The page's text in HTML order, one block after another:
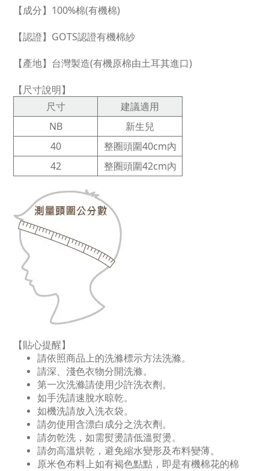
【成分】100%棉(有機棉)
【認證】GOTS認證有機棉紗
【產地】台灣製造(有機原棉由土耳其進口)
【尺寸說明】
尺寸
建議適用
NB
新生兒
40
整圈頭圍40cm內
42
整圈頭圍42cm內
【貼心提醒】
請依照商品上的洗滌標示方法洗滌。
請深、淺色衣物分開洗滌。
第一次洗滌請使用少許洗衣劑。
如手洗請速脫水晾乾。
如機洗請放入洗衣袋。
請勿使用含漂白成分之洗衣劑。
請勿乾洗，如需熨燙請低溫熨燙。
請勿高溫烘乾，避免縮水變形及布料變薄。
原米色布料上如有褐色點點，即是有機棉花的棉